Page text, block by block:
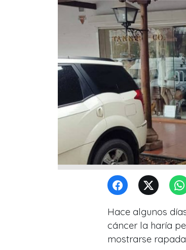
Hace algunos
cáncer la haría
mostrarse